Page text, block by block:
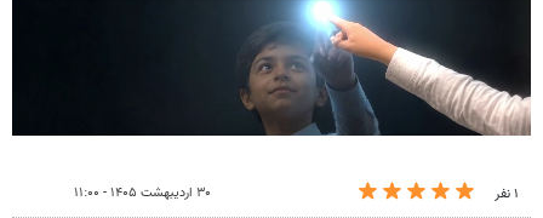
۱ نفر ۳۰ اردیبهشت ۱۴۰۵ - ۱۱:۰۰